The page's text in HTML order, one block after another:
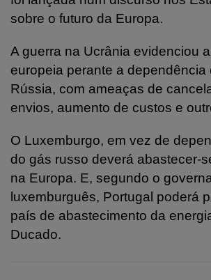
sobre o futuro da Europa.
A guerra na Ucrânia evidenciou
europeia perante a dependência
Rússia, com ameaças de
envios, aumento de custos e
O Luxemburgo, em vez de
do gás russo deverá abastecer-
na Europa. E, segundo o
luxemburguês, Portugal poderá
país de abastecimento da
Ducado.